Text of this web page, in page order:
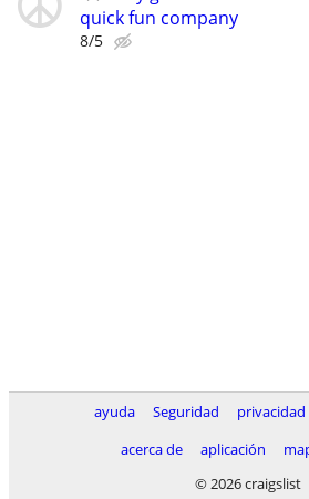
quick fun company
8/5
ayuda Seguridad privacidad
acerca de
aplicación
© 2026 craigslist